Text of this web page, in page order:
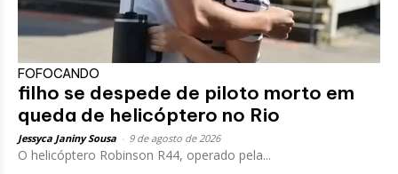
FOFOCANDO
filho se despede de piloto morto em
queda de helicóptero no Rio
Jessyca Janiny Sousa 9 de agosto de 2026
O helicóptero Robinson R44, operado pela...